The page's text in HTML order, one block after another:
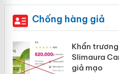
Chống hàng giả
Khẩn
Slimaura
giả mạo